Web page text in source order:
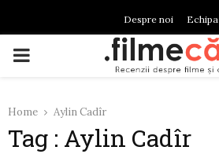
Despre noi Echipa
PRIMARY
Home Aylin Cadîr
Tag : Aylin Cadîr